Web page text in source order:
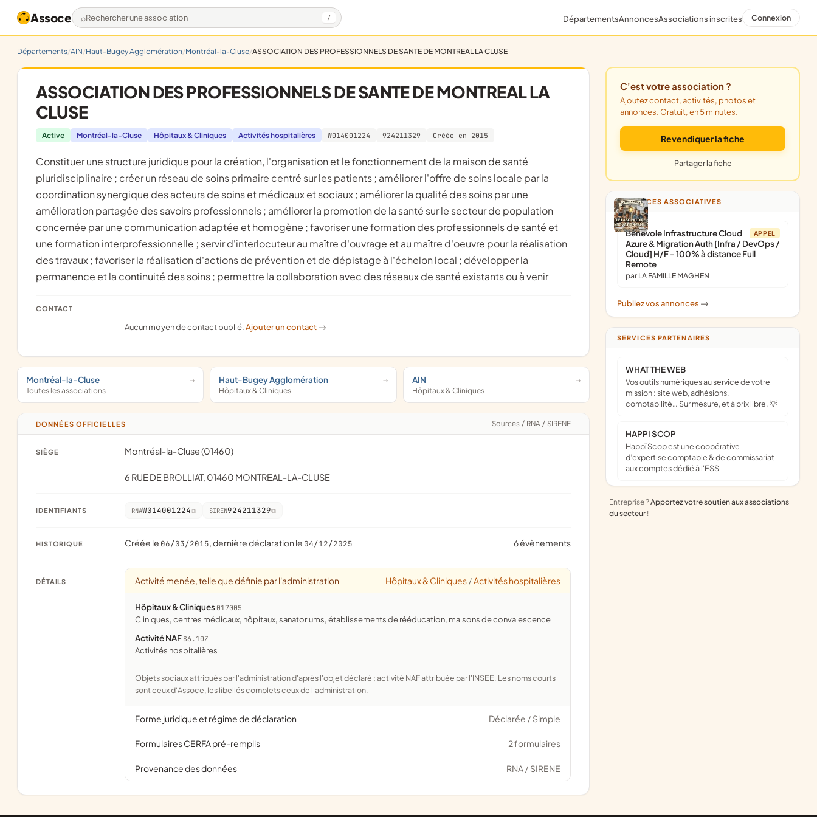
Assoce Rechercher une association / DépartementsAnnoncesAssociations inscrites Connexion
Départements AIN Haut-Bugey Agglomération Montréal-la-Cluse ASSOCIATION DES PROFESSIONNELS DE SANTE DE MONTREAL LA CLUSE
ASSOCIATION DES PROFESSIONNELS DE SANTE DE MONTREAL LA
CLUSE
Active Montréal-la-Cluse Hôpitaux & Cliniques Activités hospitalières W014001224 924211329 Créée en 2015
constituer une structure juridique pour la création, l'organisation et le fonctionnement de la maison de santé
pluridisciplinaire ; créer un réseau de soins primaire centré sur les patients ; améliorer l'offre de soins locale par la
coordination synergique des acteurs de soins et médicaux et sociaux ; améliorer la qualité des soins par une
amélioration partagée des savoirs professionnels ; améliorer la promotion de la santé sur le secteur de population
concernée par une communication adaptée et homogène ; favoriser une formation des professionnels de santé et
une formation interprofessionnelle ; servir d'interlocuteur au maître d'ouvrage et au maître d'oeuvre pour la réalisation
des travaux ; favoriser la réalisation d'actions de prévention et de dépistage à l'échelon local ; développer la
permanence et la continuité des soins ; permettre la collaboration avec des réseaux de santé existants ou à venir
CONTACT
Aucun moyen de contact publié.Ajouter un contact ->
Montréal-la-Cluse
Toutes les associations
Haut-Bugey Agglomération
Hôpitaux & Cliniques
AIN
Hôpitaux & Cliniques
DONNÉES OFFICIELLES Sources / RNA / SIRENE
SIÈGE Montréal-la-Cluse (01460)
6 RUE DE BROLLIAT, 01460 MONTREAL-LA-CLUSE
IDENTIFIANTS RNAW014001224 SIREN924211329
HISTORIQUE Créée le 06/03/2015, dernière déclaration le 04/12/2025 6 évènements
DÉTAILS Activité menée, telle que définie par l'administration Hôpitaux & Cliniques / Activités hospitalières
Hôpitaux & Cliniques 017005
cliniques, centres médicaux, hôpitaux, sanatoriums, établissements de rééducation, maisons de convalescence
Activité NAF 86.10Z
Activités hospitalières
Objets sociaux attribués par l'administration d'après l'objet déclaré ; activité NAF attribuée par l'INSEE. Les noms courts
sont ceux d'Assoce, les libellés complets ceux de l'administration.
Forme juridique et régime de déclaration Déclarée / Simple
Formulaires CERFA pré-remplis 2 formulaires
Provenance des données RNA / SIRENE
C'est votre association ?
Ajoutez contact, activités, photos et
annonces. Gratuit, en 5 minutes.
Revendiquer la fiche
Partager la fiche
ANNONCES ASSOCIATIVES
APPEL
Bénévole Infrastructure Cloud
Azure & Migration Auth [Infra / DevOps /
Cloud] H/F - 100% à distance Full
Remote
par LA FAMILLE MAGHEN
Publiez vos annonces ->
SERVICES PARTENAIRES
WHAT THE WEB
Vos outils numériques au service de votre
mission : site web, adhésions,
comptabilité… Sur mesure, et à prix libre. 💡
HAPPI SCOP
Happï Scop est une coopérative
d’expertise comptable & de commissariat
aux comptes dédié à l'ESS
Entreprise ?Apportez votre soutien aux associations
du secteur !